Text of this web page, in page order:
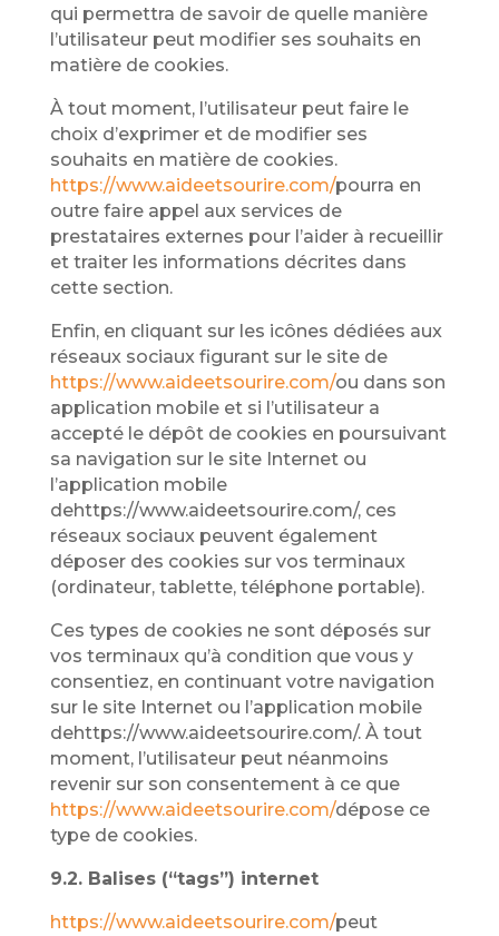
qui permettra de savoir de quelle manière
l’utilisateur peut modifier ses souhaits en
matière de cookies.
À tout moment, l’utilisateur peut faire le
choix d’exprimer et de modifier ses
souhaits en matière de cookies.
https://www.aideetsourire.com/pourra en
outre faire appel aux services de
prestataires externes pour l’aider à recueillir
et traiter les informations décrites dans
cette section.
Enfin, en cliquant sur les icônes dédiées aux
réseaux sociaux figurant sur le site de
https://www.aideetsourire.com/ou dans son
application mobile et si l’utilisateur a
accepté le dépôt de cookies en poursuivant
sa navigation sur le site Internet ou
l’application mobile
dehttps://www.aideetsourire.com/, ces
réseaux sociaux peuvent également
déposer des cookies sur vos terminaux
(ordinateur, tablette, téléphone portable).
Ces types de cookies ne sont déposés sur
vos terminaux qu’à condition que vous y
consentiez, en continuant votre navigation
sur le site Internet ou l’application mobile
dehttps://www.aideetsourire.com/. À tout
moment, l’utilisateur peut néanmoins
revenir sur son consentement à ce que
https://www.aideetsourire.com/dépose ce
type de cookies.
9.2. Balises (“tags”) internet
https://www.aideetsourire.com/peut